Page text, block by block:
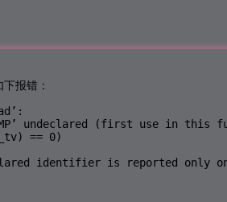
报错：
undeclared (first use in this
== 0)
identifier is reported only